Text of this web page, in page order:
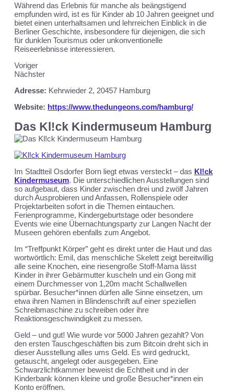
Während das Erlebnis für manche als beängstigend
empfunden wird, ist es für Kinder ab 10 Jahren geeignet und
bietet einen unterhaltsamen und lehrreichen Einblick in die
Berliner Geschichte, insbesondere für diejenigen, die sich
für dunklen Tourismus oder unkonventionelle
Reiseerlebnisse interessieren.
Voriger
Nächster
Adresse: Kehrwieder 2, 20457 Hamburg
Website: https://www.thedungeons.com/hamburg/
Das Kl!ck Kindermuseum Hamburg
Im Stadtteil Osdorfer Born liegt etwas versteckt – das Kl!ck
Kindermuseum. Die unterschiedlichen Ausstellungen sind
so aufgebaut, dass Kinder zwischen drei und zwölf Jahren
durch Ausprobieren und Anfassen, Rollenspiele oder
Projektarbeiten sofort in die Themen eintauchen.
Ferienprogramme, Kindergeburtstage oder besondere
Events wie eine Übernachtungsparty zur Langen Nacht der
Museen gehören ebenfalls zum Angebot.
Im “Treffpunkt Körper” geht es direkt unter die Haut und das
wortwörtlich: Emil, das menschliche Skelett zeigt bereitwillig
alle seine Knochen, eine riesengroße Stoff-Mama lässt
Kinder in ihrer Gebärmutter kuscheln und ein Gong mit
einem Durchmesser von 1,20m macht Schallwellen
spürbar. Besucher*innen dürfen alle Sinne einsetzen, um
etwa ihren Namen in Blindenschrift auf einer speziellen
Schreibmaschine zu schreiben oder ihre
Reaktionsgeschwindigkeit zu messen.
Geld – und gut! Wie wurde vor 5000 Jahren gezahlt? Von
den ersten Tauschgeschäften bis zum Bitcoin dreht sich in
dieser Ausstellung alles ums Geld. Es wird gedruckt,
getauscht, angelegt oder ausgegeben. Eine
Schwarzlichtkammer beweist die Echtheit und in der
Kinderbank können kleine und große Besucher*innen ein
Konto eröffnen.